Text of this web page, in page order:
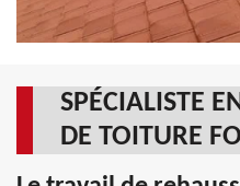
SPÉCIALISTE
DE TOITURE